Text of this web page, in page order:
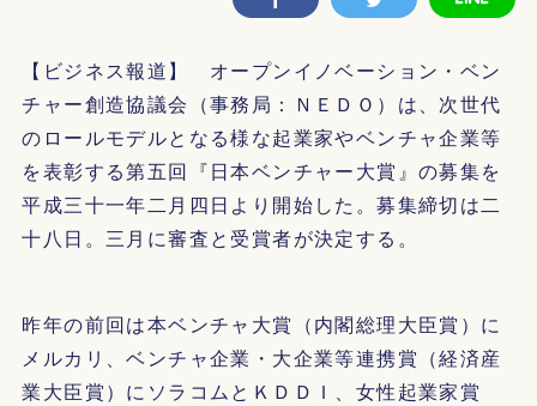
【ビジネス報道】 オープンイノベーション・ベン
チャー創造協議会（事務局：ＮＥＤＯ）は、次世代
のロールモデルとなる様な起業家やベンチャ企業等
を表彰する第五回『日本ベンチャー大賞』の募集を
平成三十一年二月四日より開始した。募集締切は二
十八日。三月に審査と受賞者が決定する。
昨年の前回は本ベンチャ大賞（内閣総理大臣賞）に
メルカリ、ベンチャ企業・大企業等連携賞（経済産
業大臣賞）にソラコムとＫＤＤＩ、女性起業家賞